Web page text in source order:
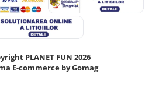
PLANET FUN 2026
E-commerce by Gomag